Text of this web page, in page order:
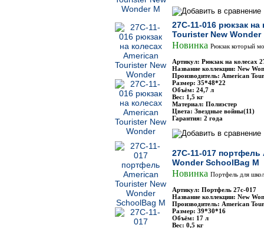
27C-11-016 рюкзак
Tourister New Wonder
Новинка Рюкзак который
Артикул: Рюкзак на колесах
Название коллекции: New
Производитель: American
Размер: 35*48*22
Объём: 24,7 л
Вес: 1,5 кг
Материал: Полиэстер
Цвета: Звездные войны(11)
Гарантия: 2 года
27C-11-017
Wonder SchoolBag M
Новинка Портфель для
Артикул: Портфель 27с-017
Название коллекции: New
Производитель: American
Размер: 39*30*16
Объём: 17 л
Вес: 0,5 кг